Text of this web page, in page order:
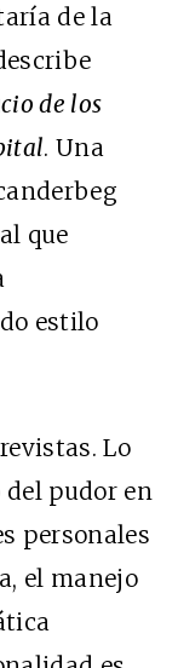
de la
de los
. Una
que
estilo
Lo
pudor en
personales
el manejo